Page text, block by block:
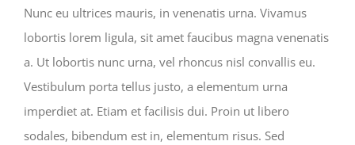
Nunc eu ultrices mauris, in venenatis urna. Vivamus
lobortis lorem ligula, sit amet faucibus magna venenatis
a. Ut lobortis nunc urna, vel rhoncus nisl convallis eu.
Vestibulum porta tellus justo, a elementum urna
imperdiet at. Etiam et facilisis dui. Proin ut libero
sodales, bibendum est in, elementum risus. Sed